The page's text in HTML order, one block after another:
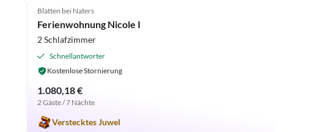
Blatten bei Naters
Ferienwohnung Nicole I
2 Schlafzimmer
Schnellantworter
Kostenlose Stornierung
1.080,18 €
2 Gäste / 7 Nächte
Verstecktes Juwel